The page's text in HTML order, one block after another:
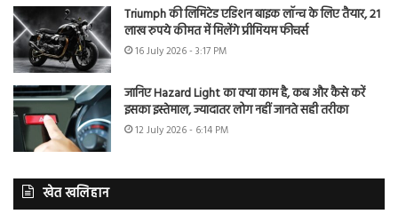
Triumph की लिमिटेड एडिशन बाइक लॉन्च के लिए तैयार, 21
लाख रुपये कीमत में मिलेंगे प्रीमियम फीचर्स
16 July 2026 - 3:17 PM
जानिए Hazard Light का क्या काम है, कब और कैसे करें
इसका इस्तेमाल, ज्यादातर लोग नहीं जानते सही तरीका
12 July 2026 - 6:14 PM
खेत खलिहान